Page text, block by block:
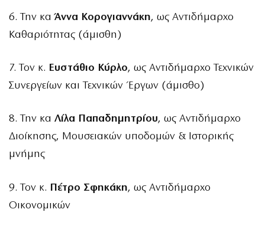
6. Την καΆννα Κορογιαννάκη, ως Αντιδήμαρχο
Καθαριότητας (άμισθη)
7. Τον κ. Ευστάθιο Κύρλο, ως Αντιδήμαρχο Τεχνικών
Συνεργείων και Τεχνικών Έργων (άμισθο)
8. Την κα Λίλα Παπαδημητρίου, ως Αντιδήμαρχο
Διοίκησης, Μουσειακών υποδομών & Ιστορικής
μνήμης
9. Τον κ. Πέτρο Σφηκάκη, ως Αντιδήμαρχο
Οικονομικών